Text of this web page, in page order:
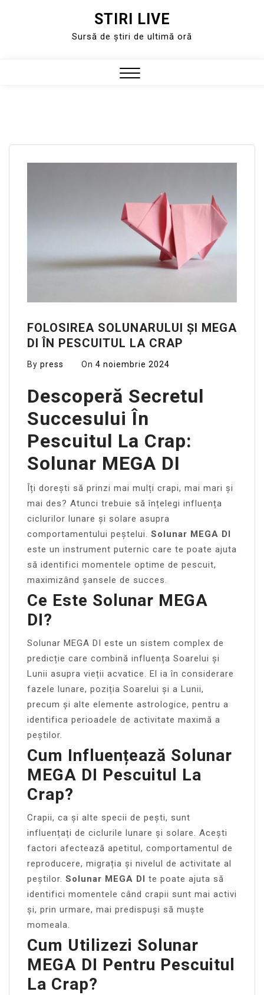
STIRI LIVE
Sursă de știri de ultimă oră
FOLOSIREA SOLUNARULUI ȘI MEGA
DI ÎN PESCUITUL LA CRAP
By press On 4 noiembrie 2024
Descoperă Secretul
Succesului În
Pescuitul La Crap:
Solunar MEGA DI
Îți dorești să prinzi mai mulți crapi, mai mari și
mai des? Atunci trebuie să înțelegi influența
ciclurilor lunare și solare asupra
comportamentului peștelui. Solunar MEGA DI
este un instrument puternic care te poate ajuta
să identifici momentele optime de pescuit,
maximizând șansele de succes.
Ce Este Solunar MEGA
DI?
Solunar MEGA DI este un sistem complex de
predicție care combină influența Soarelui și
Lunii asupra vieții acvatice. El ia în considerare
fazele lunare, poziția Soarelui și a Lunii,
precum și alte elemente astrologice, pentru a
identifica perioadele de activitate maximă a
peștilor.
Cum Influențează Solunar
MEGA DI Pescuitul La
Crap?
Crapii, ca și alte specii de pești, sunt
influențați de ciclurile lunare și solare. Acești
factori afectează apetitul, comportamentul de
reproducere, migrația și nivelul de activitate al
peștilor. Solunar MEGA DI
te poate ajuta să
identifici momentele când crapii sunt mai activi
și, prin urmare, mai predispuși să muște
momeala.
Cum Utilizezi Solunar
MEGA DI Pentru Pescuitul
La Crap?